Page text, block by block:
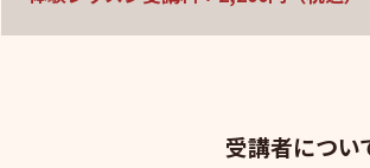
受講者につい